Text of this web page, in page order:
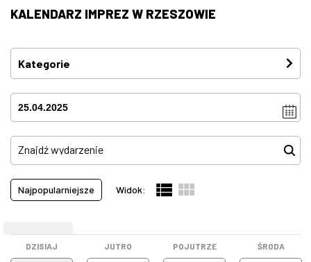
INWESTYCJE
IMPREZY
ROZRYWKA
W KINACH
GASTRONOMIA
W RZESZOWIE
KALENDARZ IMPREZ W RZESZOWIE
Kategorie
Festiwal
(3)
(4)
Koncerty
(80)
Pokazy filmowe
Spotkanie
(0)
Najpopularniejsze Widok:
DZISIAJ JUTRO POJUTRZE ŚRODA